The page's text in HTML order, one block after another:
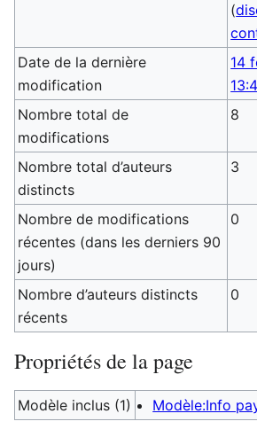
(
Date de la dernière
modification
14
Nombre total de
modifications
8
Nombre total d’auteurs
distincts
3
Nombre de modifications
récentes (dans les derniers 90
jours)
0
Nombre d’auteurs distincts
récents
0
Propriétés de la page
Modèle inclus (1) Modèle:Info